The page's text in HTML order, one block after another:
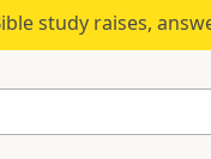
study raises,